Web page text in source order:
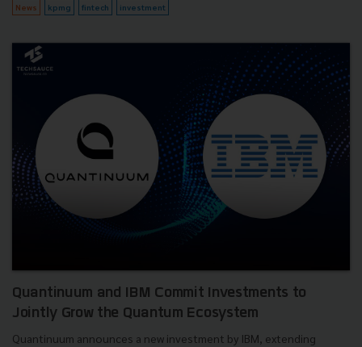
News kpmg fintech investment
Quantinuum and IBM Commit Investments to
Jointly Grow the Quantum Ecosystem
Quantinuum announces a new investment by IBM, extending